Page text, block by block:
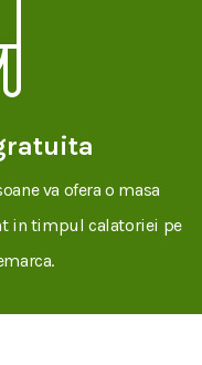
va ofera o masa
in timpul calatoriei pe